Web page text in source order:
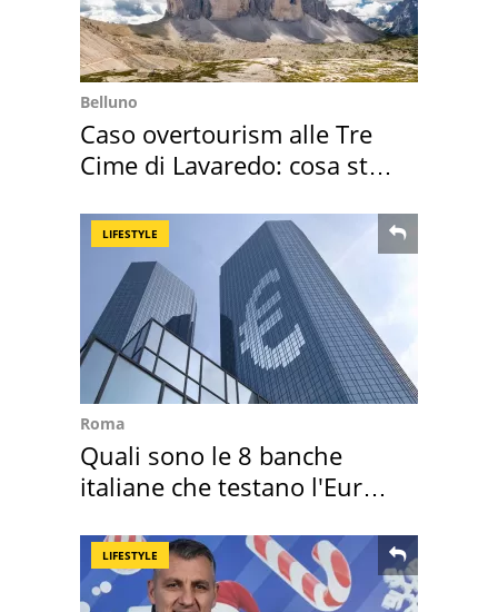
Belluno
Caso overtourism alle Tre
Cime di Lavaredo: cosa sta
LIFESTYLE
Roma
Quali sono le 8 banche
italiane che testano l'Euro
LIFESTYLE